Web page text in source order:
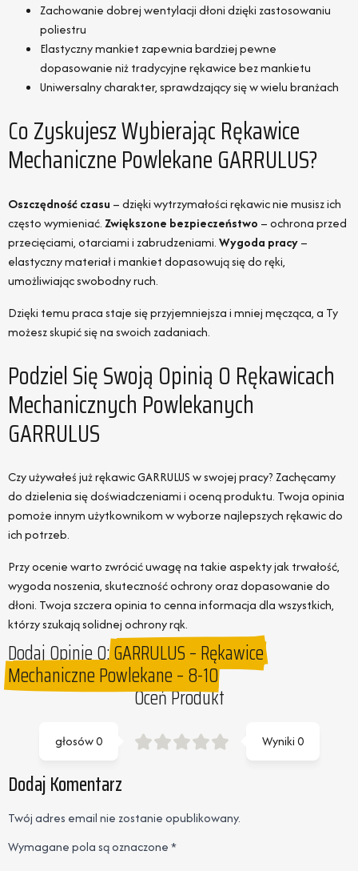
Zachowanie dobrej wentylacji dłoni dzięki zastosowaniu
poliestru
Elastyczny mankiet zapewnia bardziej pewne
dopasowanie niż tradycyjne rękawice bez mankietu
Uniwersalny charakter, sprawdzający się w wielu branżach
Co Zyskujesz Wybierając Rękawice
Mechaniczne Powlekane GARRULUS?
Oszczędność czasu – dzięki wytrzymałości rękawic nie musisz ich
często wymieniać.Zwiększone bezpieczeństwo – ochrona przed
przecięciami, otarciami i zabrudzeniami.Wygoda pracy–
elastyczny materiał i mankiet dopasowują się do ręki,
umożliwiając swobodny ruch.
Dzięki temu praca staje się przyjemniejsza i mniej męcząca, a Ty
możesz skupić się na swoich zadaniach.
Podziel Się Swoją Opinią O Rękawicach
Mechanicznych Powlekanych
GARRULUS
Czy używałeś już rękawic GARRULUS w swojej pracy? Zachęcamy
do dzielenia się doświadczeniami i oceną produktu. Twoja opinia
pomoże innym użytkownikom w wyborze najlepszych rękawic do
ich potrzeb.
Przy ocenie warto zwrócić uwagę na takie aspekty jak trwałość,
wygoda noszenia, skuteczność ochrony oraz dopasowanie do
dłoni. Twoja szczera opinia to cenna informacja dla wszystkich,
którzy szukają solidnej ochrony rąk.
Dodaj Opinie O:GARRULUS – Rękawice
Mechaniczne Powlekane – 8-10
Oceń Produkt
Wyniki0
głosów0
Dodaj Komentarz
Twój adres email nie zostanie opublikowany.
Wymagane pola są oznaczone*